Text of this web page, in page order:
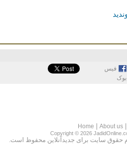
فيس
بوک
Home | About us |
Copyright © 2026
حقوق سايت براى جديدآنلاين محفوظ است.